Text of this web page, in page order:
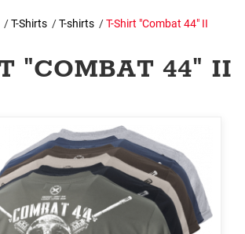
/T-Shirts /T-shirts /T-Shirt "Combat 44" II
"COMBAT 44" II